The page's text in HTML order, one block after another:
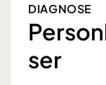
DIAGNOSE
ser